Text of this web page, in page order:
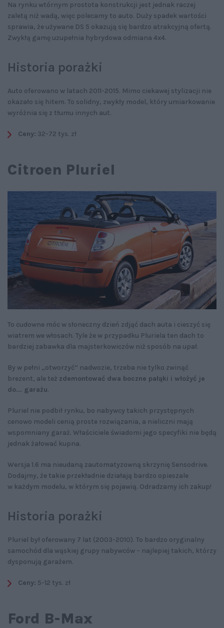
Na rynku wtórnym prostota konstrukcji jest jednak raczej
zaletą niż wadą, więc polecamy to auto. Duży spadek wartości
sprawia, że używane DS 5 okazują się bardzo atrakcyjną ofertą.
Zwykłą gamę uzupełnia hybrydowa odmiana 4x4.
Historia porażki
Auto oferowano w latach 2011-2015. Mimo ciekawej stylizacji nie
okazało się hitem. To solidny, zwykły model, który umiarkowanie
wyróżnia się z tłumu innych aut.
Ceny: 32-72 tys. zł
Citroen Pluriel
To cudowne móc w słoneczny dzień zdjąć dach auta i cieszyć się
wiatrem we włosach. Tyle że w przypadku Pluriela ten dach to
bardziej zabawka dla majsterkowiczów niż sposób na upał.
By w pełni „otworzyć” nadwozie, trzeba nie tylko zwinąć
brezent, ale też zdemontować dwa boczne pałąki i włożyć je
do... garażu.
Pluriel nie podbił rynku, bo nabywcy takich przystępnych
cenowo modeli cenią proste rozwiązania, a nieliczni mają
wspomniany garaż. Właściciele świadomi jego specyfiki nie będą
jednak żałować kupna.
Wersja 1.6 ma nieudaną zautomatyzowną skrzynię Sensodrive.
Dodajmy, że takie przekładnie działają bardzo opieszale
w każdym modelu, w którym się pojawią. Odradzamy ich zakup!
Historia porażki
Pluriel był oferowany 7 lat (2003-2010). To bardzo oryginalny
samochód dla wąskiej grupy nabywców – najlepiej takich, którzy
dysponują garażem.
Ceny: 5-12 tys. zł
Ford B-Max